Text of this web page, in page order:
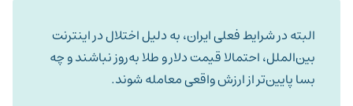
البته در شرایط فعلی ایران، به دلیل اختلال در اینترنت
بین‌الملل، احتمالا قیمت دلار و طلا به‌روز نباشند و چه
بسا پایین‌تر از ارزش واقعی معامله شوند.